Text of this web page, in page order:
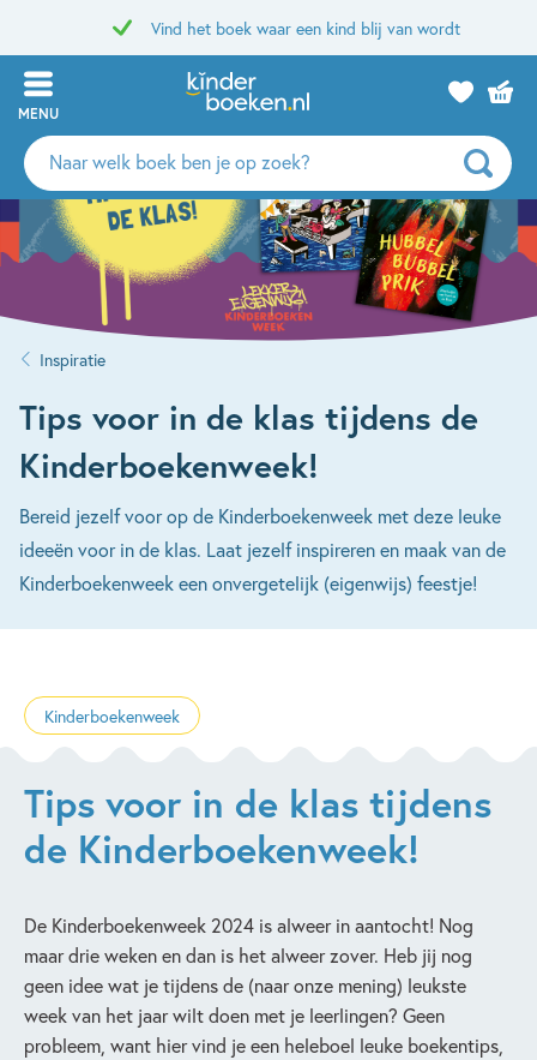
Vind het boek waar een kind blij van wordt
MENU
Zoeken
naar
boeken,
auteurs
Inspiratie
Tips voor in de klas tijdens de
Kinderboekenweek!
Bereid jezelf voor op de Kinderboekenweek met deze leuke
ideeën voor in de klas. Laat jezelf inspireren en maak van de
Kinderboekenweek een onvergetelijk (eigenwijs) feestje!
Kinderboekenweek
Tips voor in de klas tijdens
de Kinderboekenweek!
De Kinderboekenweek 2024 is alweer in aantocht! Nog
maar drie weken en dan is het alweer zover. Heb jij nog
geen idee wat je tijdens de (naar onze mening) leukste
week van het jaar wilt doen met je leerlingen? Geen
probleem, want hier vind je een heleboel leuke boekentips,